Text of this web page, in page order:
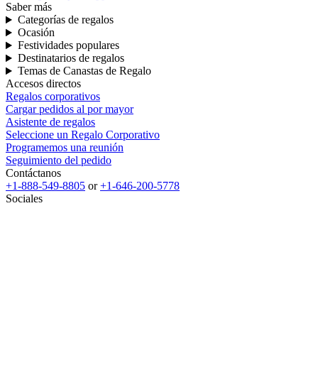
Saber más
Categorías de regalos
Ocasión
Festividades populares
Destinatarios de regalos
Temas de Canastas de Regalo
Accesos directos
Regalos corporativos
Cargar pedidos al por mayor
Asistente de regalos
Seleccione un Regalo Corporativo
Programemos una reunión
Seguimiento del pedido
Contáctanos
+1-888-549-8805 or+1-646-200-5778
Sociales